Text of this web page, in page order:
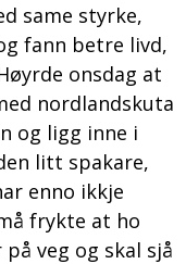
same styrke,
fann betre livd,
onsdag at
nordlandskuta
og ligg inne i
litt spakare,
enno ikkje
frykte at ho
veg og skal sjå